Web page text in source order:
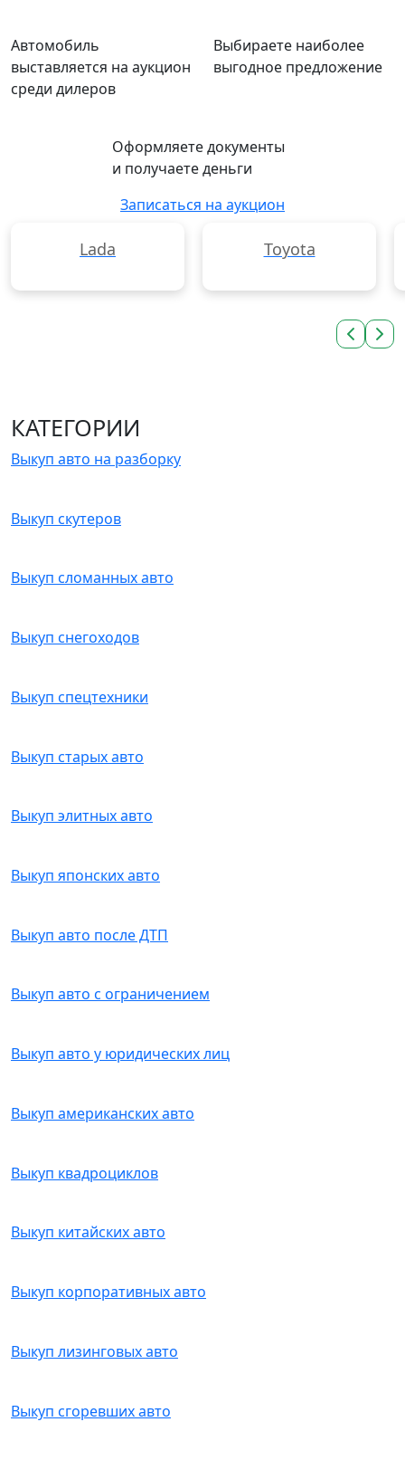
Автомобиль
выставляется на аукцион
среди дилеров
Выбираете наиболее
выгодное предложение
Оформляете документы
и получаете деньги
Записаться на аукцион
Lada Toyota
КАТЕГОРИИ
Выкуп авто на разборку
Выкуп скутеров
Выкуп сломанных авто
Выкуп снегоходов
Выкуп спецтехники
Выкуп старых авто
Выкуп элитных авто
Выкуп японских авто
Выкуп авто после ДТП
Выкуп авто с ограничением
Выкуп авто у юридических лиц
Выкуп американских авто
Выкуп квадроциклов
Выкуп китайских авто
Выкуп корпоративных авто
Выкуп лизинговых авто
Выкуп сгоревших авто